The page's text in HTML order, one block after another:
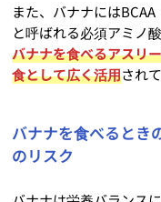
また、バナナには
と呼ばれる必須アミノ
バナナを食べるアスリ
食として広く活用され
バナナを食べるとき
のリスク